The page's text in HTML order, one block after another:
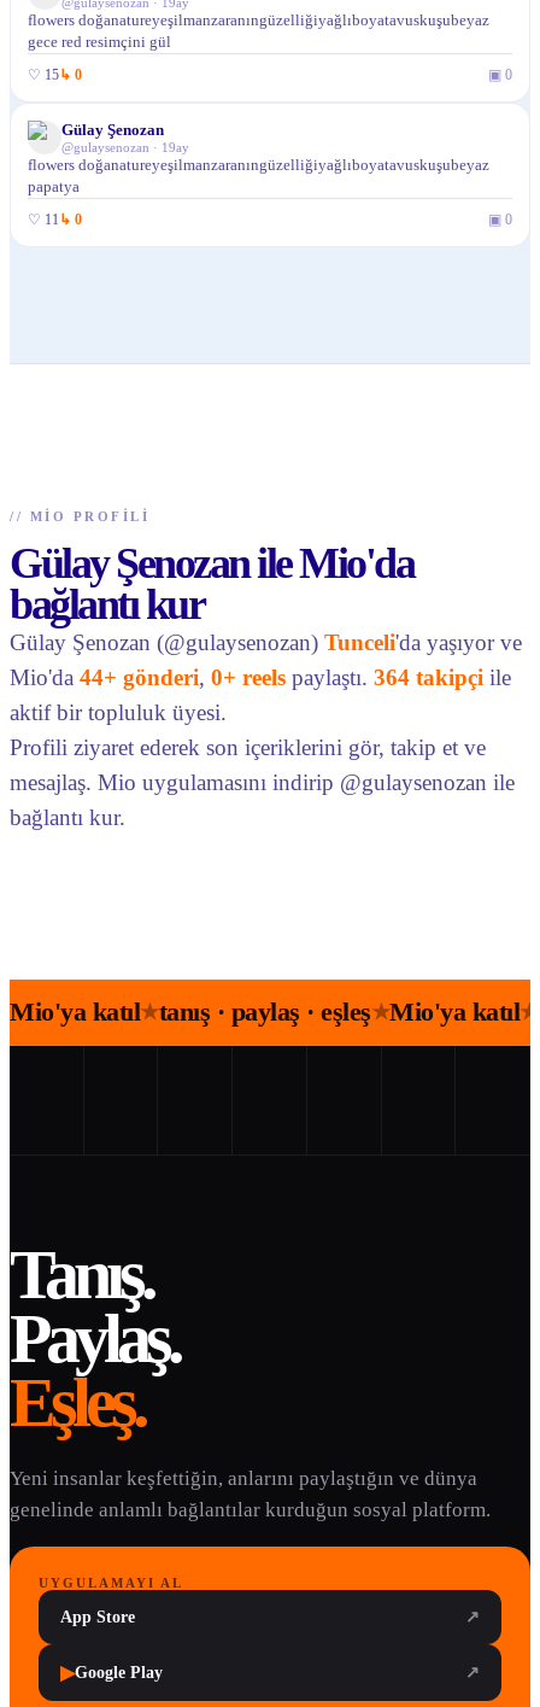
flowers doğanatureyeşilmanzaranıngüzelliğiyağlıboyatavuskuşubeyaz
gece red resimçini gül
♡ 15↳ 0 ▣ 0
Gülay Şenozan
@gulaysenozan · 19ay
flowers doğanatureyeşilmanzaranıngüzelliğiyağlıboyatavuskuşubeyaz
papatya
♡ 11 ↳ 0 ▣ 0
// MIO PROFILI
Gülay Şenozan ile Mio'da
bağlantı kur
Gülay Şenozan (@gulaysenozan) Tunceli'da yaşıyor ve
Mio'da 44+ gönderi, 0+ reels paylaştı. 364 takipçi ile
aktif bir topluluk üyesi.
Profili ziyaret ederek son içeriklerini gör, takip et ve
mesajlaş. Mio uygulamasını indirip @gulaysenozan ile
bağlantı kur.
Mio'ya katıl★tanış · paylaş · eşleş★Mio'ya katıl★
Tanış.
Paylaş.
Eşleş.
Yeni insanlar keşfettiğin, anlarını paylaştığın ve dünya
genelinde anlamlı bağlantılar kurduğun sosyal platform.
UYGULAMAYI AL
App Store ↗
▶Google Play ↗